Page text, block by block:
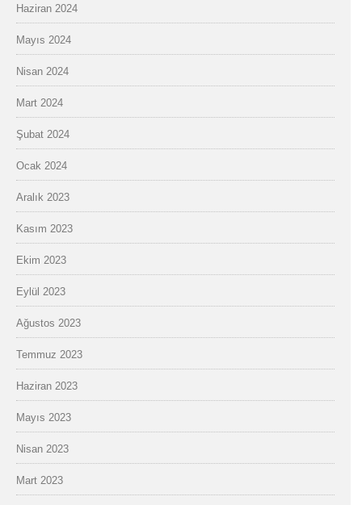
Haziran 2024
Mayıs 2024
Nisan 2024
Mart 2024
Şubat 2024
Ocak 2024
Aralık 2023
Kasım 2023
Ekim 2023
Eylül 2023
Ağustos 2023
Temmuz 2023
Haziran 2023
Mayıs 2023
Nisan 2023
Mart 2023